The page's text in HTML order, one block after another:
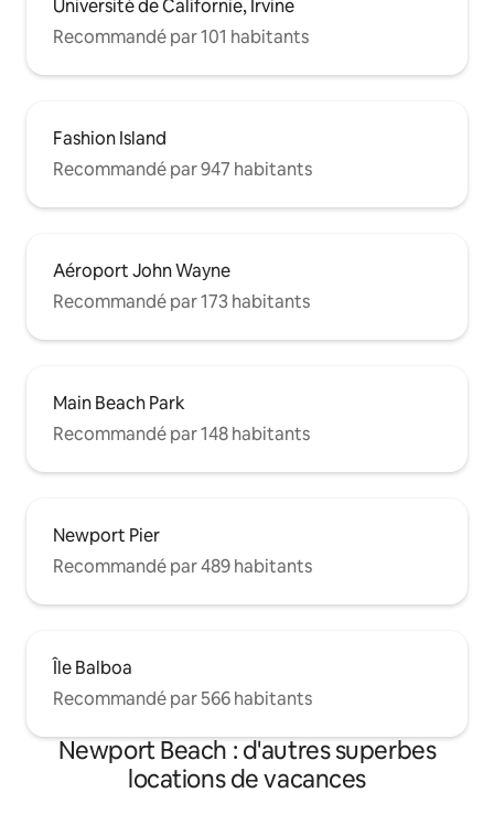
commun, ainsi que prise en charge
pratique par Uber, Lyft, etc. Permis
d'hébergement de courte durée de la
ville de Newport Beach : SLP12212.
Université de Californie, Irvine
Recommandé par 101 habitants
Fashion Island
Recommandé par 947 habitants
Aéroport John Wayne
Recommandé par 173 habitants
Main Beach Park
Recommandé par 148 habitants
Newport Pier
Recommandé par 489 habitants
Île Balboa
Recommandé par 566 habitants
Newport Beach : d'autres superbes
locations de vacances